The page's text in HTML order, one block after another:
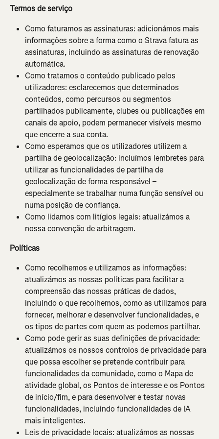
Termos de serviço
Como faturamos as assinaturas: adicionámos mais
informações sobre a forma como o Strava fatura as
assinaturas, incluindo as assinaturas de renovação
automática.
Como tratamos o conteúdo publicado pelos
utilizadores: esclarecemos que determinados
conteúdos, como percursos ou segmentos
partilhados publicamente, clubes ou publicações em
canais de apoio, podem permanecer visíveis mesmo
que encerre a sua conta.
Como esperamos que os utilizadores utilizem a
partilha de geolocalização: incluímos lembretes para
utilizar as funcionalidades de partilha de
geolocalização de forma responsável –
especialmente se trabalhar numa função sensível ou
numa posição de confiança.
Como lidamos com litígios legais: atualizámos a
nossa convenção de arbitragem.
Políticas
Como recolhemos e utilizamos as informações:
atualizámos as nossas políticas para facilitar a
compreensão das nossas práticas de dados,
incluindo o que recolhemos, como as utilizamos para
fornecer, melhorar e desenvolver funcionalidades, e
os tipos de partes com quem as podemos partilhar.
Como pode gerir as suas definições de privacidade:
atualizámos os nossos controlos de privacidade para
que possa escolher se pretende contribuir para
funcionalidades da comunidade, como o Mapa de
atividade global, os Pontos de interesse e os Pontos
de início/fim, e para desenvolver e testar novas
funcionalidades, incluindo funcionalidades de IA
mais inteligentes.
Leis de privacidade locais: atualizámos as nossas